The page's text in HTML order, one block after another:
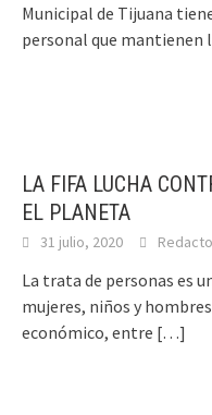
Municipal de Tijuana
personal que mantienen
LA FIFA LUCHA
EL PLANETA
31 julio, 2020
La trata de personas es
mujeres, niños y
económico, entre […]